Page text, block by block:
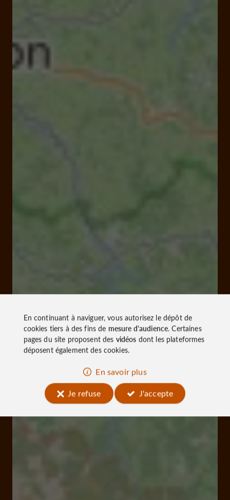
En continuant à naviguer, vous autorisez le dépôt de
cookies tiers à des fins de mesure d'audience. Certaines
pages du site proposent des vidéos dont les plateformes
déposent également des cookies.
En savoir plus
Je refuse
J'accepte